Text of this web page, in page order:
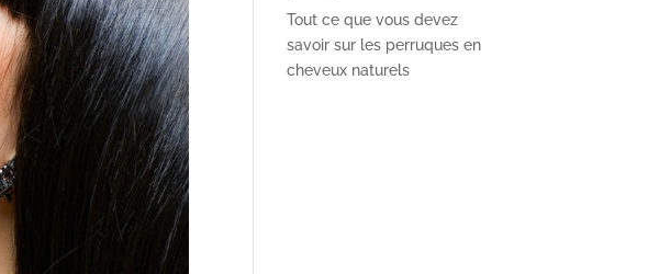
Tout ce que vous devez
savoir sur les perruques en
cheveux naturels